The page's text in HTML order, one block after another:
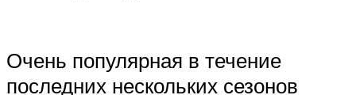
Очень популярная в течение
последних нескольких сезонов